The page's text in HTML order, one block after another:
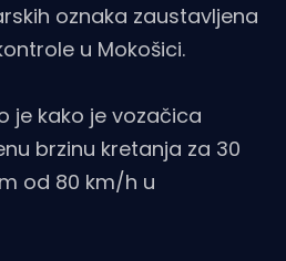
oznaka zaustavljena
u Mokošici.
je kako je vozačica
brzinu kretanja za 30
od 80 km/h u